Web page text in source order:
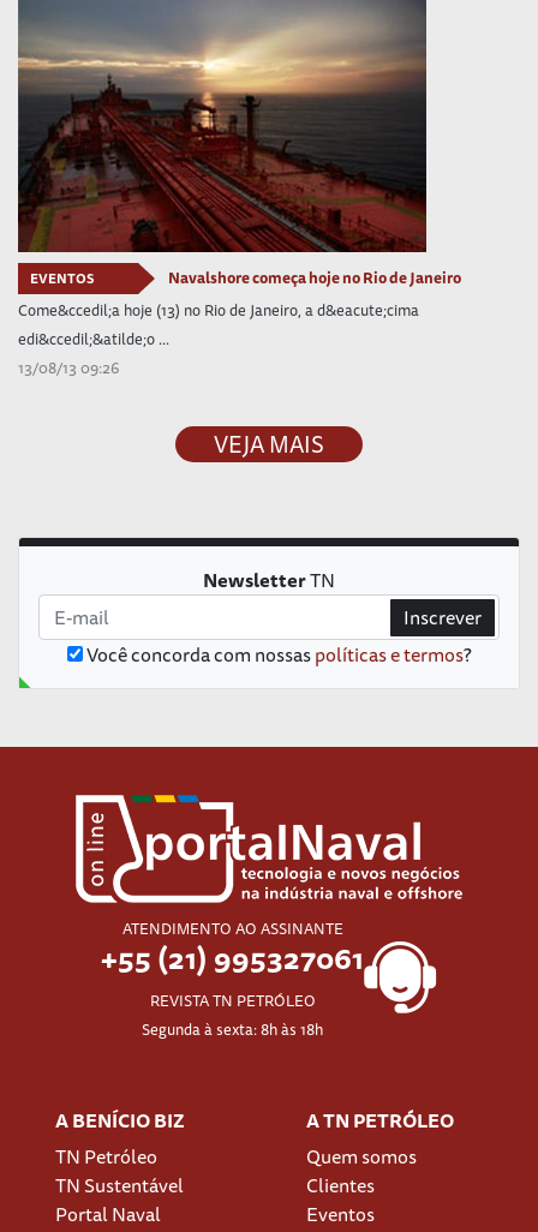
EVENTOS
Navalshore começa hoje no Rio de Janeiro
Come&ccedil;a hoje (13) no Rio de Janeiro, a d&eacute;cima
edi&ccedil;&atilde;o ...
13/08/13 09:26
VEJA MAIS
NewsletterTN
Você concorda com nossaspolíticas e termos?
Inscrever
ATENDIMENTO AO ASSINANTE
+55 (21) 995327061
REVISTA TN PETRÓLEO
Segunda à sexta: 8h às 18h
A BENÍCIO BIZ
TN Petróleo
TN Sustentável
Portal Naval
A TN PETRÓLEO
Quem somos
Clientes
Eventos